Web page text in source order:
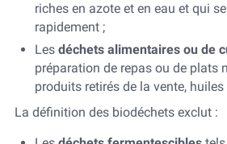
riches en azote et en eau et qui
rapidement ;
Les déchets alimentaires ou de
préparation de repas ou de plats
produits retirés de la vente,
La définition des biodéchets exclut :